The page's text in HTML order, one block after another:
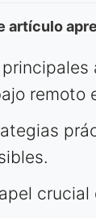
artículo
principales
remoto